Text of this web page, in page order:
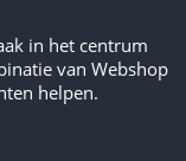
in het centrum
van Webshop
helpen.